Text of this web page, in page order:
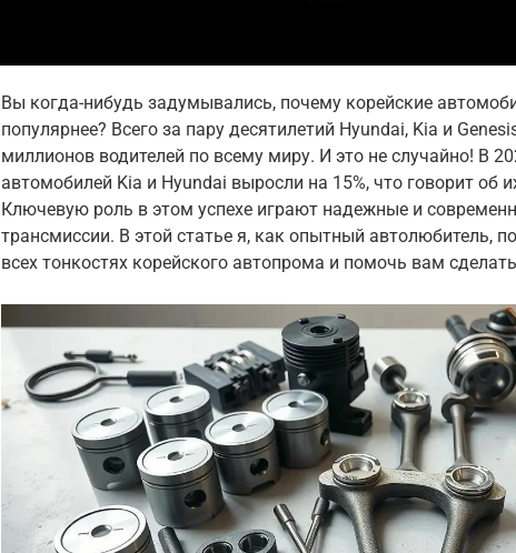
Вы когда-нибудь задумывались, почему корейские
популярнее? Всего за пару десятилетий Hyundai, Kia и
миллионов водителей по всему миру. И это не случайно! В
автомобилей Kia и Hyundai выросли на 15%, что говорит об
Ключевую роль в этом успехе играют надежные и
трансмиссии. В этой статье я, как опытный автолюбитель,
всех тонкостях корейского автопрома и помочь вам